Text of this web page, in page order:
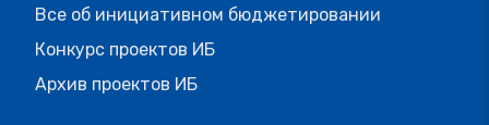
Все об инициативном бюджетировании
Конкурс проектов ИБ
Архив проектов ИБ